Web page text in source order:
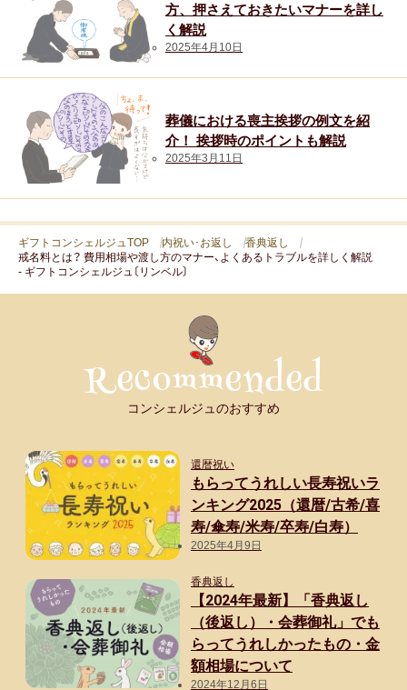
方、押さえておきたいマナーを詳し
く解説
2025年4月10日
葬儀における喪主挨拶の例文を紹
介！ 挨拶時のポイントも解説
2025年3月11日
ギフトコンシェルジュTOP 内祝い･お返し
香典返し
戒名料とは？ 費用相場や渡し方のマナー、よくあるトラブルを詳しく解説
- ギフトコンシェルジュ〔リンベル〕
コンシェルジュのおすすめ
還暦祝い
もらってうれしい長寿祝いラ
ンキング2025（還暦/古希/喜
寿/傘寿/米寿/卒寿/白寿）
2025年4月9日
香典返し
【2024年最新】「香典返し
（後返し）・会葬御礼」でも
らってうれしかったもの・金
額相場について
2024年12月6日